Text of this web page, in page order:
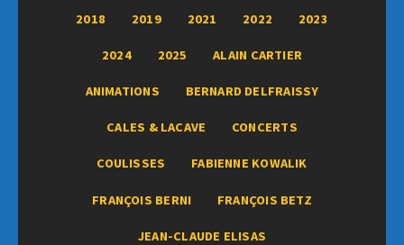
2018 2019 2021 2022 2023
2024 2025 ALAIN CARTIER
ANIMATIONS BERNARD DELFRAISSY
CALES & LACAVE CONCERTS
COULISSES FABIENNE KOWALIK
FRANÇOIS BERNI FRANÇOIS BETZ
JEAN-CLAUDE ELISAS